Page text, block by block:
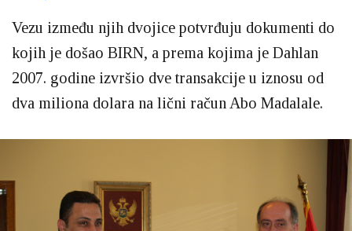
Vezu između njih dvojice potvrđuju dokumenti do
kojih je došao BIRN, a prema kojima je Dahlan
2007. godine izvršio dve transakcije u iznosu od
dva miliona dolara na lični račun Abo Madalale.